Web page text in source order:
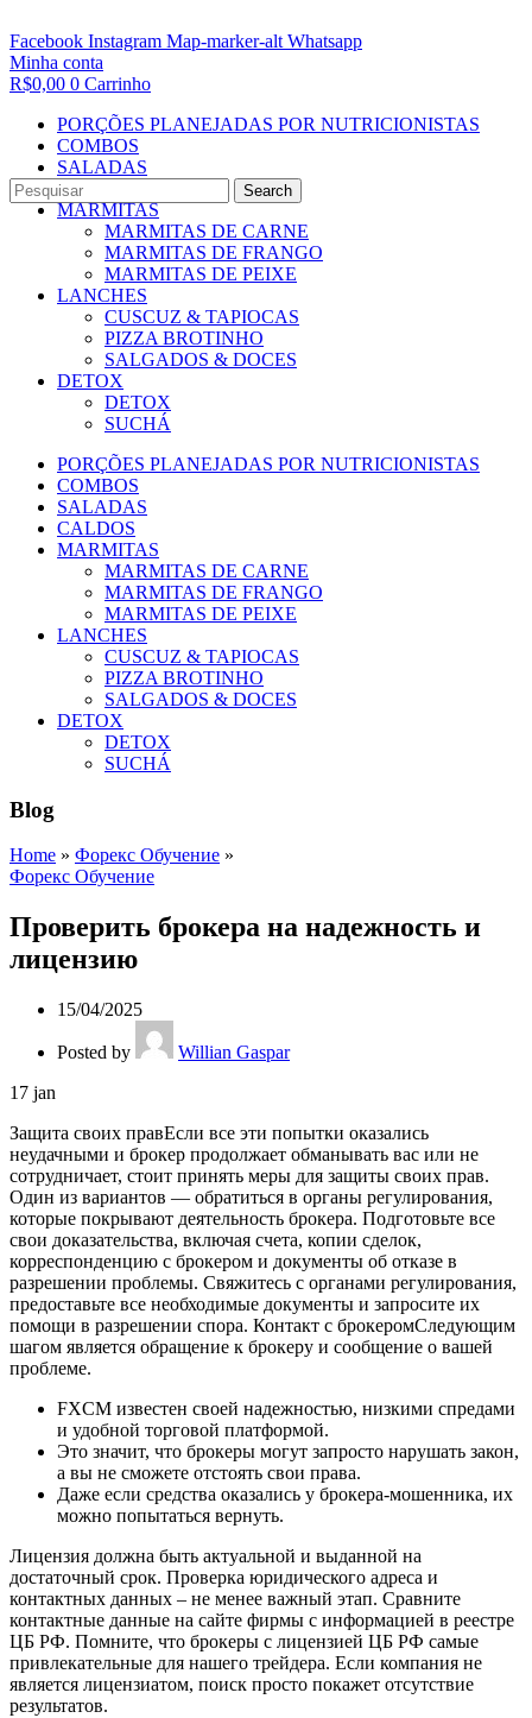
Search
Facebook Instagram Map-marker-alt Whatsapp
Minha conta
R$0,00 0 Carrinho
PORÇÕES PLANEJADAS POR NUTRICIONISTAS​
COMBOS
SALADAS
CALDOS
MARMITAS
MARMITAS DE CARNE
MARMITAS DE FRANGO
MARMITAS DE PEIXE
LANCHES
CUSCUZ & TAPIOCAS
PIZZA BROTINHO
SALGADOS & DOCES
DETOX
DETOX
SUCHÁ
PORÇÕES PLANEJADAS POR NUTRICIONISTAS​
COMBOS
SALADAS
CALDOS
MARMITAS
MARMITAS DE CARNE
MARMITAS DE FRANGO
MARMITAS DE PEIXE
LANCHES
CUSCUZ & TAPIOCAS
PIZZA BROTINHO
SALGADOS & DOCES
DETOX
DETOX
SUCHÁ
Blog
Home » Форекс Обучение »
Форекс Обучение
Проверить брокера на надежность и
лицензию
15/04/2025
Posted by
Willian Gaspar
17 jan
Защита своих правЕсли все эти попытки оказались
неудачными и брокер продолжает обманывать вас или не
сотрудничает, стоит принять меры для защиты своих прав.
Один из вариантов — обратиться в органы регулирования,
которые покрывают деятельность брокера. Подготовьте все
свои доказательства, включая счета, копии сделок,
корреспонденцию с брокером и документы об отказе в
разрешении проблемы. Свяжитесь с органами регулирования,
предоставьте все необходимые документы и запросите их
помощи в разрешении спора. Контакт с брокеромСледующим
шагом является обращение к брокеру и сообщение о вашей
проблеме.
FXCM известен своей надежностью, низкими спредами
и удобной торговой платформой.
Это значит, что брокеры могут запросто нарушать закон,
а вы не сможете отстоять свои права.
Даже если средства оказались у брокера-мошенника, их
можно попытаться вернуть.
Лицензия должна быть актуальной и выданной на
достаточный срок. Проверка юридического адреса и
контактных данных – не менее важный этап. Сравните
контактные данные на сайте фирмы с информацией в реестре
ЦБ РФ. Помните, что брокеры с лицензией ЦБ РФ самые
привлекательные для нашего трейдера. Если компания не
является лицензиатом, поиск просто покажет отсутствие
результатов.